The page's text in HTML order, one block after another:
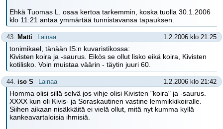
Ehkä Tuomas L. osaa kertoa tarkemmin, koska tuolla 30.1.2006
klo 11:21 antaa ymmärtää tunnistavansa tapauksen.
43. Matti Lainaa 1.2.2006 klo 21:25
tonimikael, tänään IS:n kuvaristikossa:
Kivisten koira ja -saurus. Eikös se ollut lisko eikä koira, Kivisten
kotilisko. Voin muistaa väärin - täytin juuri 60.
44. iso S Lainaa 1.2.2006 klo 21:42
Homma olisi sillä selvä jos vihje olisi Kivisten "koira" ja -saurus.
XXXX kun oli Kivis- ja Soraskautinen vastine lemmikkikoiralle.
Siihen aikaan nisäkkäitä ei vielä ollut, mitä nyt kumma kyllä
kankeavartaloisia ihmisiä.